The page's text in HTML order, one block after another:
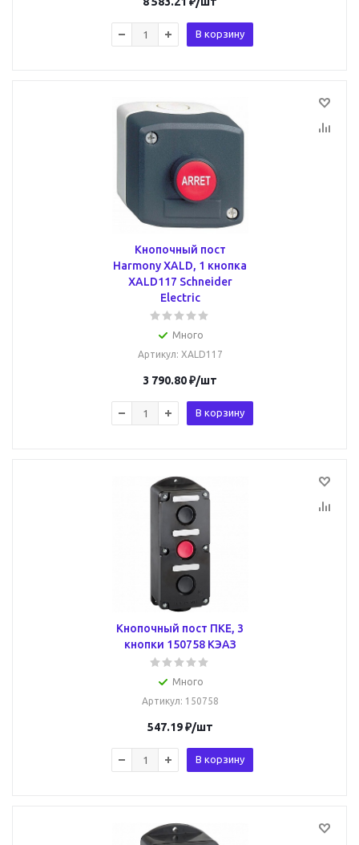
В корзину
Кнопочный пост
Harmony XALD, 1 кнопка
XALD117 Schneider
Electric
Много
Артикул: XALD117
3 790.80₽/шт
В корзину
Кнопочный пост ПКЕ, 3
кнопки 150758 КЭАЗ
Много
Артикул: 150758
547.19₽/шт
В корзину